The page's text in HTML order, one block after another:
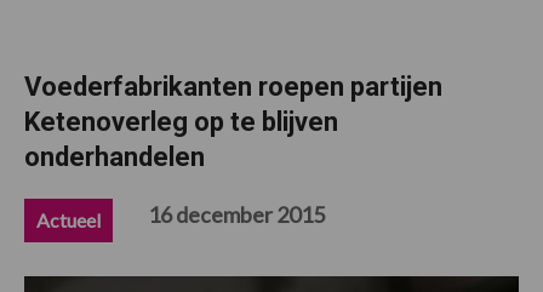
Voederfabrikanten roepen partijen
Ketenoverleg op te blijven
onderhandelen
Actueel 16 december 2015